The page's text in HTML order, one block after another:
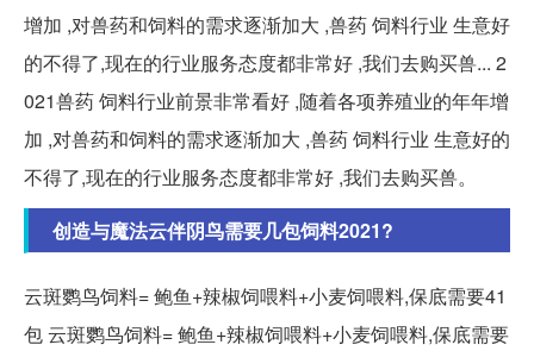
增加 ,对兽药和饲料的需求逐渐加大 ,兽药 饲料行业 生意好
的不得了,现在的行业服务态度都非常好 ,我们去购买兽... 2
021兽药 饲料行业前景非常看好 ,随着各项养殖业的年年增
加 ,对兽药和饲料的需求逐渐加大 ,兽药 饲料行业 生意好的
不得了,现在的行业服务态度都非常好 ,我们去购买兽。
创造与魔法云伴阴鸟需要几包饲料2021?
云斑鹦鸟饲料= 鲍鱼+辣椒饲喂料+小麦饲喂料,保底需要41
包 云斑鹦鸟饲料= 鲍鱼+辣椒饲喂料+小麦饲喂料,保底需要